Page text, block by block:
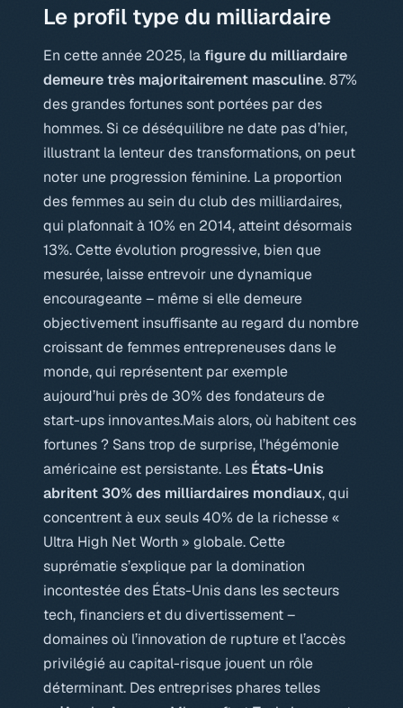
Le profil type du milliardaire
En cette année 2025, lafigure du milliardaire
demeure très majoritairement masculine. 87%
des grandes fortunes sont portées par des
hommes. Si ce déséquilibre ne date pas d’hier,
illustrant la lenteur des transformations, on peut
noter une progression féminine. La proportion
des femmes au sein du club des milliardaires,
qui plafonnait à 10% en 2014, atteint désormais
13%. Cette évolution progressive, bien que
mesurée, laisse entrevoir une dynamique
encourageante – même si elle demeure
objectivement insuffisante au regard du nombre
croissant de femmes entrepreneuses dans le
monde, qui représentent par exemple
aujourd’hui près de 30% des fondateurs de
start-ups innovantes.Mais alors, où habitent ces
fortunes ? Sans trop de surprise, l’hégémonie
américaine est persistante. Les États-Unis
abritent 30% des milliardaires mondiaux, qui
concentrent à eux seuls 40% de la richesse «
Ultra High Net Worth » globale. Cette
suprématie s’explique par la domination
incontestée des États-Unis dans les secteurs
tech, financiers et du divertissement –
domaines où l’innovation de rupture et l’accès
privilégié au capital-risque jouent un rôle
déterminant. Des entreprises phares telles